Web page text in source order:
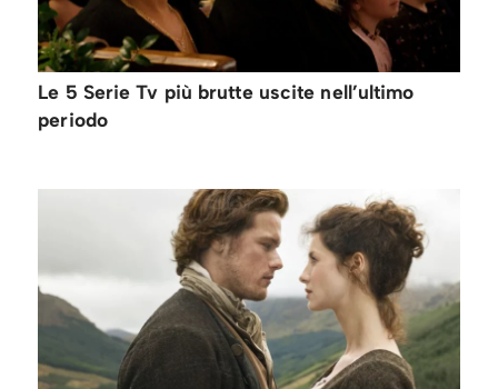
Le 5 Serie Tv più brutte uscite nell’ultimo
periodo